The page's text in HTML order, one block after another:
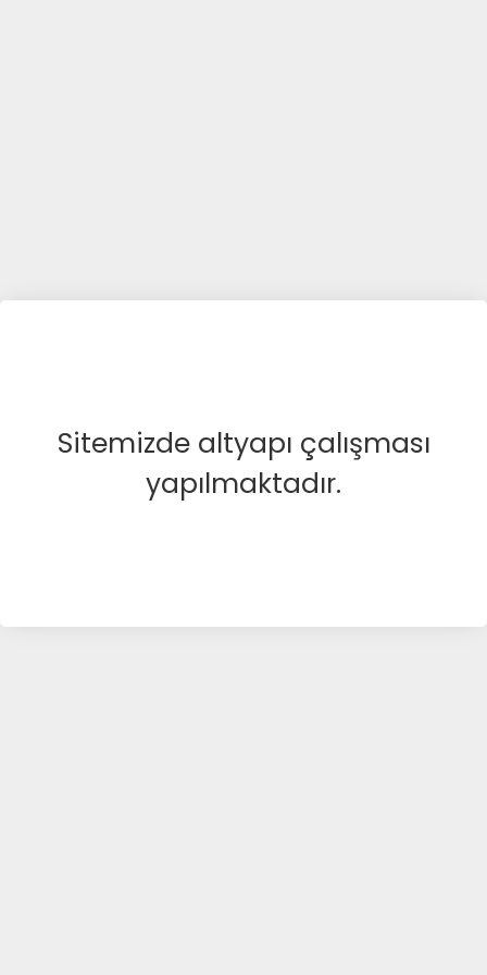
Sitemizde altyapı çalışması
yapılmaktadır.